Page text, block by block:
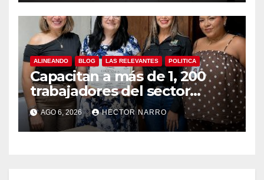
ALINEANDO BLOG LAS RELEVANTES POLITICA
Capacitan a más de 1, 200
trabajadores del sector
hotelero en derechos
humanos y respeto laboral
en Los Cabos
AGO 6, 2026 HECTOR NARRO